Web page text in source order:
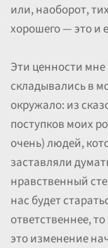
или, наоборот,
хорошего — это и
Эти ценности
складывались в
окружало: из
поступков моих
очень) людей,
заставляли
нравственный
нас будет
ответственнее,
это изменение